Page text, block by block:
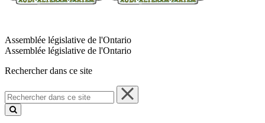
Assemblée législative de l'Ontario
Assemblée législative de l'Ontario
Rechercher dans ce site
Rechercher
dans
ce